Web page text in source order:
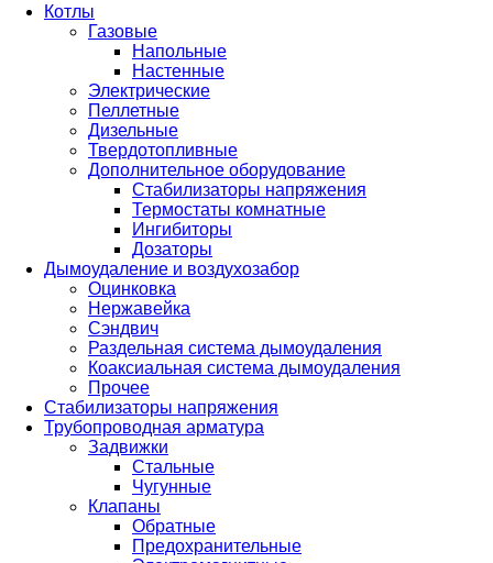
Котлы
Газовые
Напольные
Настенные
Электрические
Пеллетные
Дизельные
Твердотопливные
Дополнительное оборудование
Стабилизаторы напряжения
Термостаты комнатные
Ингибиторы
Дозаторы
Дымоудаление и воздухозабор
Оцинковка
Нержавейка
Сэндвич
Раздельная система дымоудаления
Коаксиальная система дымоудаления
Прочее
Стабилизаторы напряжения
Трубопроводная арматура
Задвижки
Стальные
Чугунные
Клапаны
Обратные
Предохранительные